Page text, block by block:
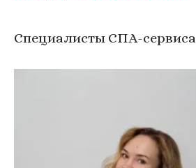
Специалисты СПА-сервиса